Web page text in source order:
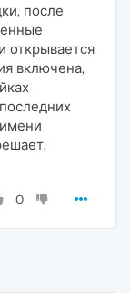
после
открывается
включена,
0